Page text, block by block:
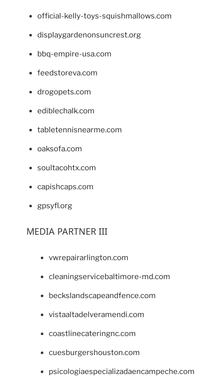
official-kelly-toys-squishmallows.com
displaygardenonsuncrest.org
bbq-empire-usa.com
feedstoreva.com
drogopets.com
ediblechalk.com
tabletennisnearme.com
oaksofa.com
soultacohtx.com
capishcaps.com
gpsyfl.org
MEDIA PARTNER III
vwrepairarlington.com
cleaningservicebaltimore-md.com
beckslandscapeandfence.com
vistaaltadelveramendi.com
coastlinecateringnc.com
cuesburgershouston.com
psicologiaespecializadaencampeche.com